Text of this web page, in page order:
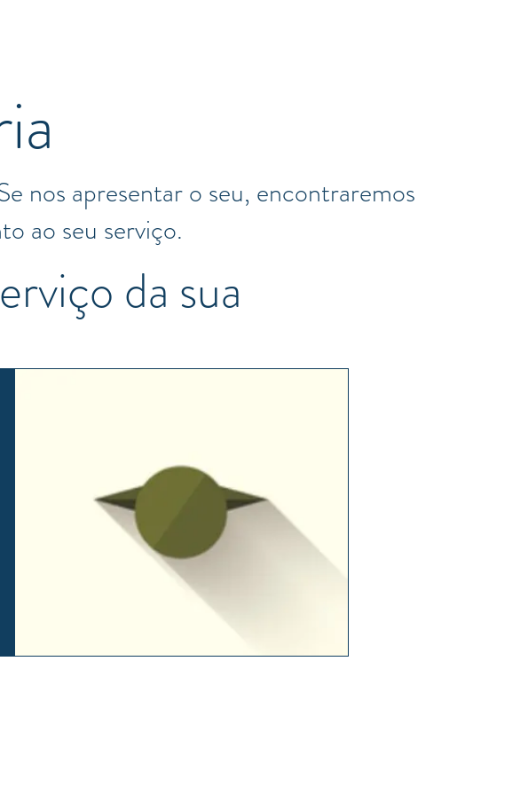
nos apresentar o seu, encontraremos
ao seu serviço.
da sua